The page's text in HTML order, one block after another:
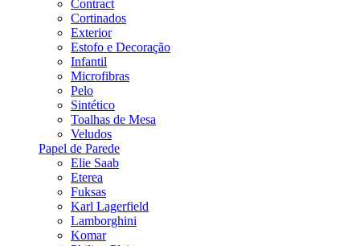
Contract
Cortinados
Exterior
Estofo e Decoração
Infantil
Microfibras
Pelo
Sintético
Toalhas de Mesa
Veludos
Papel de Parede
Elie Saab
Eterea
Fuksas
Karl Lagerfield
Lamborghini
Komar